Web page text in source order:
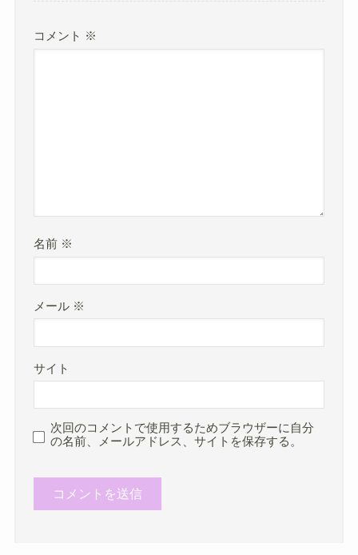
コメント ※
名前 ※
メール ※
サイト
次回のコメントで使用するためブラウザーに自分
の名前、メールアドレス、サイトを保存する。